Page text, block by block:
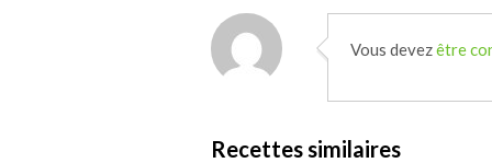
Vous devezêtre
Recettes similaires